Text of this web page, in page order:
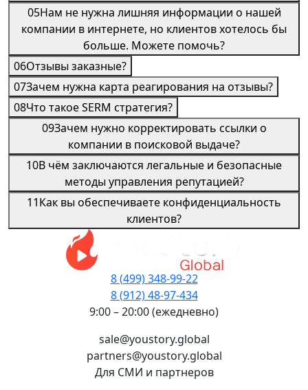
05Нам не нужна лишняя информации о нашей
компании в интернете, но клиентов хотелось бы
больше. Можете помочь?
06Отзывы заказные?
07Зачем нужна карта реагирования на отзывы?
08Что такое SERM стратегия?
09Зачем нужно корректировать ссылки о
компании в поисковой выдаче?
10В чём заключаются легальные и безопасные
методы управления репутацией?
11Как вы обеспечиваете конфиденциальность
клиентов?
8 (499) 348-99-22
8 (912) 48-97-434
9:00 – 20:00 (ежедневно)
sale@youstory.global
partners@youstory.global
Для СМИ и партнеров